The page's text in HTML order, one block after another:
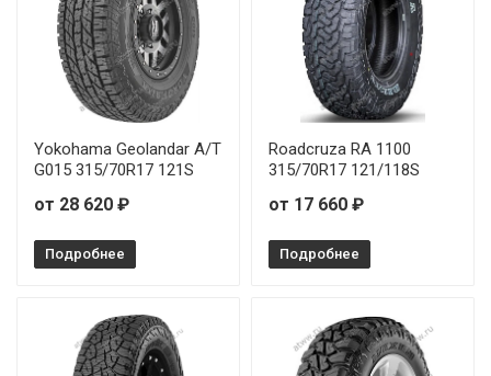
Yokohama Geolandar A/T
G015 315/70R17 121S
от 28 620 ₽
Подробнее
Roadcruza RA 1100
315/70R17 121/118S
от 17 660 ₽
Подробнее